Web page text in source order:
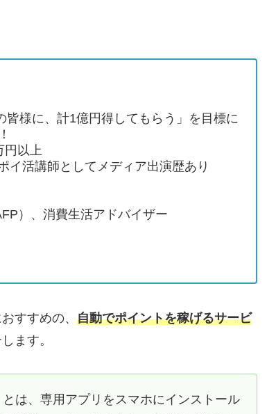
皆様に、計1億円得してもらう」を目標に
円以上
活講師としてメディア出演歴あり
）、消費生活アドバイザー
すすめの、 自動でポイントを稼げるサービ
ます。
は、専用アプリをスマホにインストール